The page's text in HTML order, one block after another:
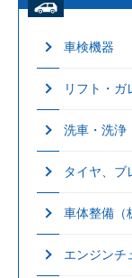
車検機器
リフト・ガ
洗車・洗浄
タイヤ、ブ
車体整備（
エンジンチ